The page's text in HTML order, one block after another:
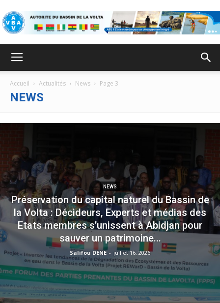
Accueil Actualités News Page 3
NEWS
NEWS
Préservation du capital naturel du Bassin de
la Volta : Décideurs, Experts et médias des
Etats membres s’unissent à Abidjan pour
sauver un patrimoine...
Salifou DENE - juillet 16, 2026